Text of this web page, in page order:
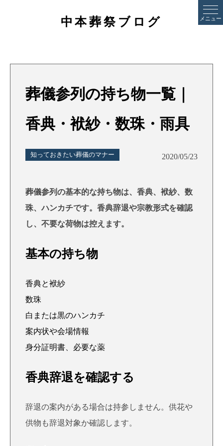
メニュー
中本葬祭ブログ
葬儀参列の持ち物一覧｜
香典・袱紗・数珠・雨具
知っておきたい葬儀のマナー 2020/05/23
葬儀参列の基本的な持ち物は、香典、袱紗、数
珠、ハンカチです。香典辞退や宗教形式を確認
し、不要な荷物は控えます。
基本の持ち物
香典と袱紗
数珠
白または黒のハンカチ
案内状や会場情報
身分証明書、必要な薬
香典辞退を確認する
辞退の案内がある場合は持参しません。供花や
供物も辞退対象か確認します。